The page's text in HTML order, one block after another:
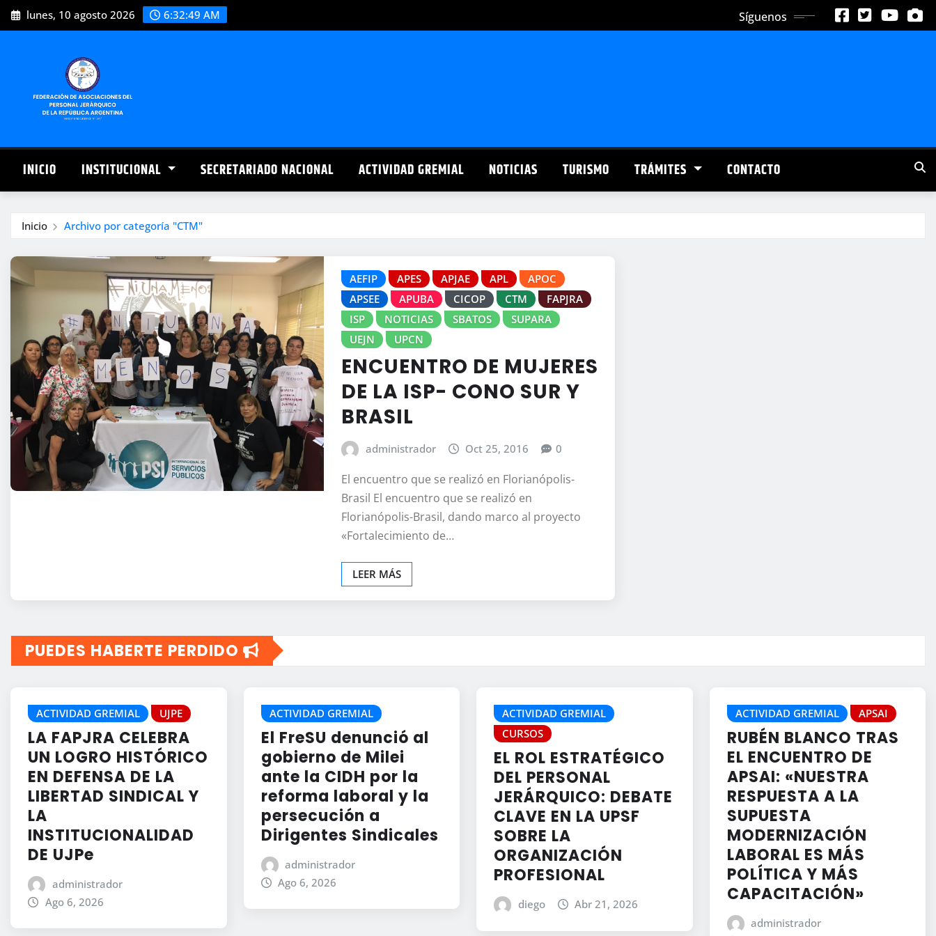
Saltar
al
lunes, 10 agosto 2026 6:32:49 AM Síguenos
INICIO INSTITUCIONAL SECRETARIADO NACIONAL ACTIVIDAD GREMIAL NOTICIAS TURISMO TRÁMITES CONTACTO
Inicio Archivo por categoría "CTM"
AEFIP APES APJAE APL
APOC
APSEE
APUBA CICOP CTM
FAPJRA
ISP
NOTICIAS SBATOS
SUPARA
UEJN
UPCN
ENCUENTRO DE MUJERES
DE LA ISP- CONO SUR Y
BRASIL
administrador Oct 25, 2016 0
El encuentro que se realizó en Florianópolis-
Brasil El encuentro que se realizó en
Florianópolis-Brasil, dando marco al proyecto
«Fortalecimiento de…
LEER MÁS
PUEDES HABERTE PERDIDO
ACTIVIDAD GREMIAL UJPE
LA FAPJRA CELEBRA
UN LOGRO HISTÓRICO
EN DEFENSA DE LA
LIBERTAD SINDICAL Y
LA
INSTITUCIONALIDAD
DE UJPe
administrador
Ago 6, 2026
ACTIVIDAD GREMIAL
El FreSU denunció al
gobierno de Milei
ante la CIDH por la
reforma laboral y la
persecución a
Dirigentes Sindicales
administrador
Ago 6, 2026
ACTIVIDAD GREMIAL
CURSOS
EL ROL ESTRATÉGICO
DEL PERSONAL
JERÁRQUICO: DEBATE
CLAVE EN LA UPSF
SOBRE LA
ORGANIZACIÓN
PROFESIONAL
diego Abr 21, 2026
ACTIVIDAD GREMIAL APSAI
RUBÉN BLANCO TRAS
EL ENCUENTRO DE
APSAI: «NUESTRA
RESPUESTA A LA
SUPUESTA
MODERNIZACIÓN
LABORAL ES MÁS
POLÍTICA Y MÁS
CAPACITACIÓN»
administrador